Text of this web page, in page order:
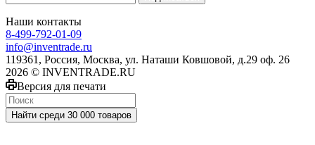
Наши контакты
8-499-792-01-09
info@inventrade.ru
119361, Россия, Москва, ул. Наташи Ковшовой, д.29 оф. 26
2026 © INVENTRADE.RU
Версия для печати
Найти среди 30 000 товаров